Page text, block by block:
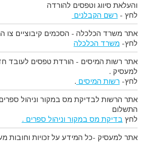
והעלאת סיווג וטפסים להורדה
לחץ - רשם הקבלנים
אתר משרד הכלכלה - הסכמים קיבוציים צו
לחץ- משרד הכלכלה
למעסיק .
לחץ- רשות המיסים .
אתר הרשות לבדיקת מס במקור וניהול
התשלום
לחץ בדיקת מס במקור וניהול ספרים .
אתר למעסיק -כל המידע על זכויות וחובות